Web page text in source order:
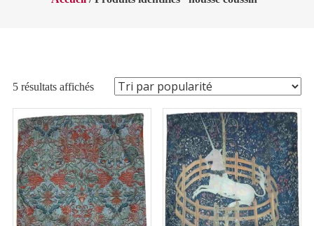
5 résultats affichésTrié
par
popularité